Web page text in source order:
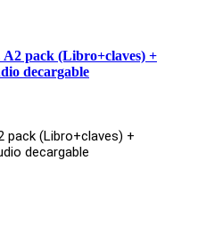
pack (Libro+claves) +
decargable
pack (Libro+claves) +
decargable